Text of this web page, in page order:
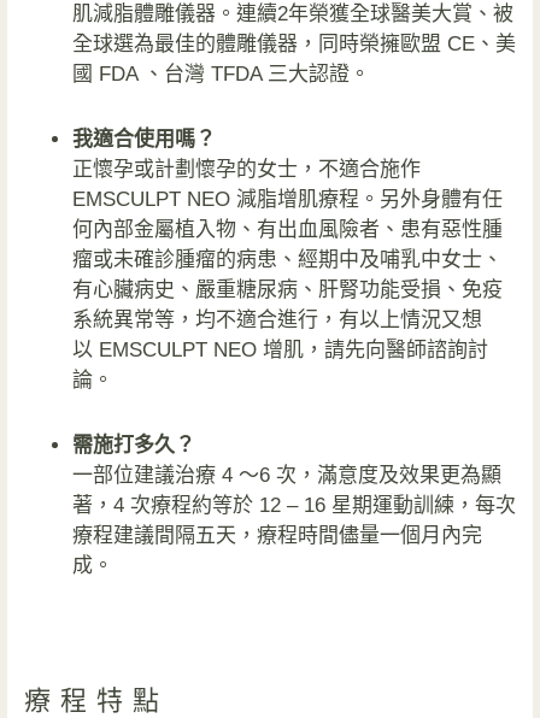
肌減脂體雕儀器。連續2年榮獲全球醫美大賞、被
全球選為最佳的體雕儀器，同時榮擁歐盟 CE、美
國 FDA 、台灣 TFDA 三大認證。
我適合使用嗎？
正懷孕或計劃懷孕的女士，不適合施作
EMSCULPT NEO 減脂增肌療程。另外身體有任
何內部金屬植入物、有出血風險者、患有惡性腫
瘤或未確診腫瘤的病患、經期中及哺乳中女士、
有心臟病史、嚴重糖尿病、肝腎功能受損、免疫
系統異常等，均不適合進行，有以上情況又想
以 EMSCULPT NEO 增肌，請先向醫師諮詢討
論。
需施打多久？
一部位建議治療 4 ～6 次，滿意度及效果更為顯
著，4 次療程約等於 12 – 16 星期運動訓練，每次
療程建議間隔五天，療程時間儘量一個月內完
成。
療程特點